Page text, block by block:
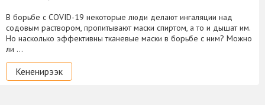
В борьбе с COVID-19 некоторые люди делают ингаляции над
содовым раствором, пропитывают маски спиртом, а то и дышат им.
Но насколько эффективны тканевые маски в борьбе с ним? Можно
ли …
Кененирээк